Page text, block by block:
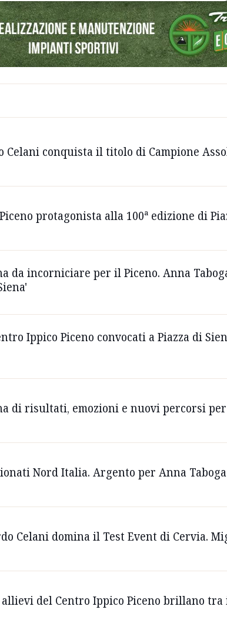
Celani conquista il titolo di Campione
protagonista alla 100ª edizione di
da incorniciare per il Piceno. Anna
Ippico Piceno convocati a Piazza di
di risultati, emozioni e nuovi percorsi
Nord Italia. Argento per Anna
Celani domina il Test Event di Cervia.
allievi del Centro Ippico Piceno brillano